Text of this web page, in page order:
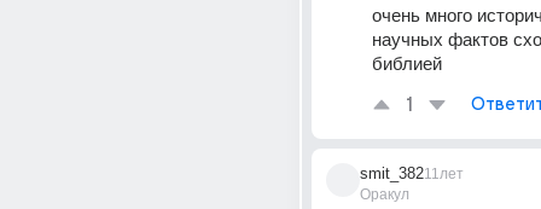
очень много
научных фактов
библией
1
smit_382
Оракул
11лет